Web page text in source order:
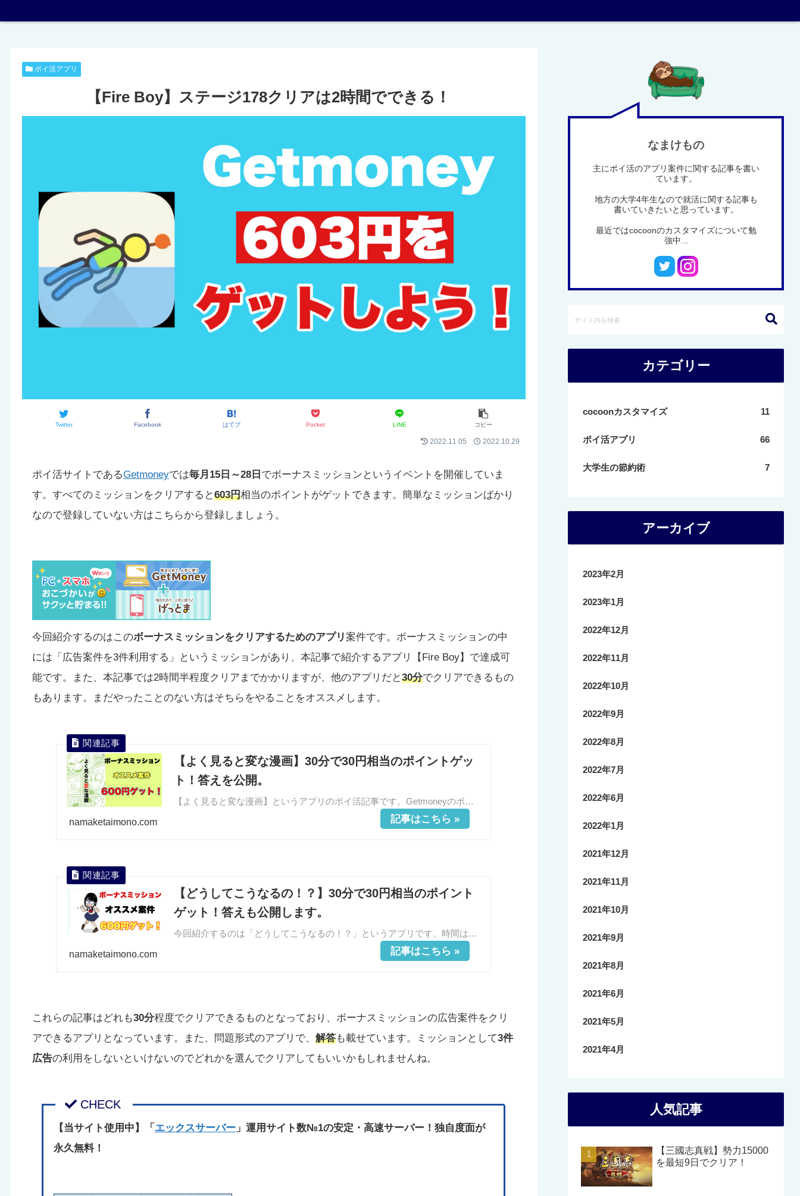
ポイ活アプリ
【Fire Boy】ステージ178クリアは2時間でできる！
Twitter Facebook はてブ Pocket LINE コピー
2022.11.05 2022.10.29
ポイ活サイトであるGetmoneyでは毎月15日～28日 でボーナスミッションというイベントを開催していま
す。すべてのミッションをクリアすると603円相当のポイントがゲットできます。簡単なミッションばかり
なので登録していない方はこちらから登録しましょう。
今回紹介するのはこのボーナスミッションをクリアするためのアプリ案件です。ボーナスミッションの中
には「広告案件を3件利用する」というミッションがあり、本記事で紹介するアプリ【Fire Boy】で達成可
能です。また、本記事では2時間半程度クリアまでかかりますが、他のアプリだと30分でクリアできるもの
もあります。まだやったことのない方はそちらをやることをオススメします。
【よく見ると変な漫画】30分で30円相当のポイントゲッ
ト！答えを公開。
【よく見ると変な漫画】というアプリのポイ活記事です。Getmoneyのボーナスミッションなどに最適で、最大で603円相当のポイントがもらえます。登録していない方はこちらから登録できるのでぜひ登録してみてください。
namaketaimono.com
【どうしてこうなるの！？】30分で30円相当のポイント
ゲット！答えも公開します。
今回紹介するのは「どうしてこうなるの！？」というアプリです。時間は30分程度ででき、30円相当のポイントがゲットできます。答えがのっているので見るだけで簡単にポイ活ができちゃいます。
namaketaimono.com
これらの記事はどれも30分程度でクリアできるものとなっており、ボーナスミッションの広告案件をクリ
アできるアプリとなっています。また、問題形式のアプリで、 解答も載せています。ミッションとして3件
広告の利用をしないといけないのでどれかを選んでクリアしてもいいかもしれませんね。
【当サイト使用中】「 エックスサーバー」運用サイト数№1の安定・高速サーバー！独自度面が
永久無料！
なまけもの
主にポイ活のアプリ案件に関する記事を書い
ています。
地方の大学4年生なので就活に関する記事も
書いていきたいと思っています。
最近ではcocoonのカスタマイズについて勉
強中...
カテゴリー
cocoonカスタマイズ 11
ポイ活アプリ 66
大学生の節約術 7
アーカイブ
2023年2月
2023年1月
2022年12月
2022年11月
2022年10月
2022年9月
2022年8月
2022年7月
2022年6月
2022年1月
2021年12月
2021年11月
2021年10月
2021年9月
2021年8月
2021年6月
2021年5月
2021年4月
人気記事
【三國志真戦】勢力15000
を最短9日でクリア！